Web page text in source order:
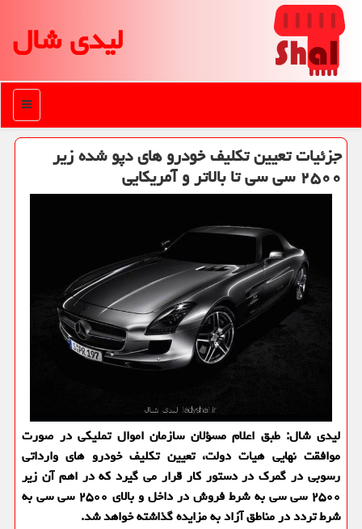
لیدی شال
منو
جزئیات تعیین تكلیف خودرو های دپو شده زیر
۲۵۰۰ سی سی تا بالاتر و آمریكایی
لیدی شال: طبق اعلام مسؤلان سازمان اموال تملیکی در صورت
موافقت نهایی هیات دولت، تعیین تکلیف خودرو های وارداتی
رسوبی در گمرک در دستور کار قرار می گیرد که در اهم آن زیر
۲۵۰۰ سی سی به شرط فروش در داخل و بالای ۲۵۰۰ سی سی به
شرط تردد در مناطق آزاد به مزایده گذاشته خواهد شد.